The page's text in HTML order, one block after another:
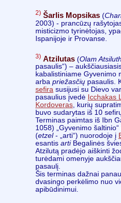
2) Šarlis Mopsikas (
2003) - prancūzų
misticizmo tyrinėtojas,
Ispanijoje ir Provanse.
3) Atzilutas (Olam Atsiluth
pasaulis“) –
kabalistiniame Gyvenimo
arba priežasčių pasaulis.
sefira susijusi su Dievo
pasaulius įvedė Icchakas
Kordoveras, kurių
buvo sudarytas iš 10
Terminas paimtas iš Ibn
1058) „Gyvenimo
(etzel- „arti“) nuorodoje į
esantis artiBegalinės
Atzilutą pradėjo aiškinti
turėdami omenyje
pasaulį.
Šis terminas dažnai
dvasingo perkėlimo nuo
apibūdinimui.